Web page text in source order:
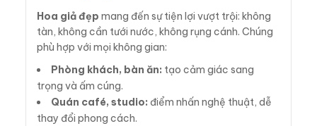
Hoa giả đẹp mang đến sự tiện lợi vượt trội: không
tàn, không cần tưới nước, không rụng cánh. Chúng
phù hợp với mọi không gian:
Phòng khách, bàn ăn: tạo cảm giác sang
trọng và ấm cúng.
Quán café, studio: điểm nhấn nghệ thuật, dễ
thay đổi phong cách.